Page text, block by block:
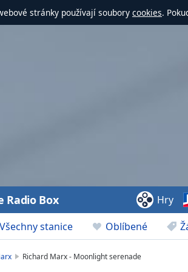
stránky používají soubory cookies.
Všechny stanice Oblíbené
Radio Box Hry
Richard Marx - Moonlight serenade